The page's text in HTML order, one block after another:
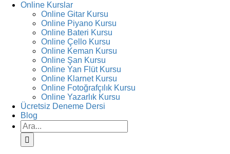
Online Kurslar
Online Gitar Kursu
Online Piyano Kursu
Online Bateri Kursu
Online Çello Kursu
Online Keman Kursu
Online Şan Kursu
Online Yan Flüt Kursu
Online Klarnet Kursu
Online Fotoğrafçılık Kursu
Online Yazarlık Kursu
Ücretsiz Deneme Dersi
Blog
Ara: